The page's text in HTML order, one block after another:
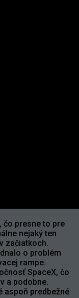
čo presne to pre
nejaký ten
začiatkoch.
o problém
rampe.
SpaceX, čo
a podobne.
aspoň predbežné